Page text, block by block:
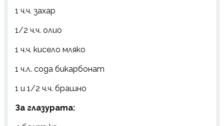
1 ч.ч. захар
1/2 ч.ч. олио
1 ч.ч. кисело мляко
1 ч.л. сода бикарбонат
1 и 1/2 ч.ч. брашно
За глазурата: